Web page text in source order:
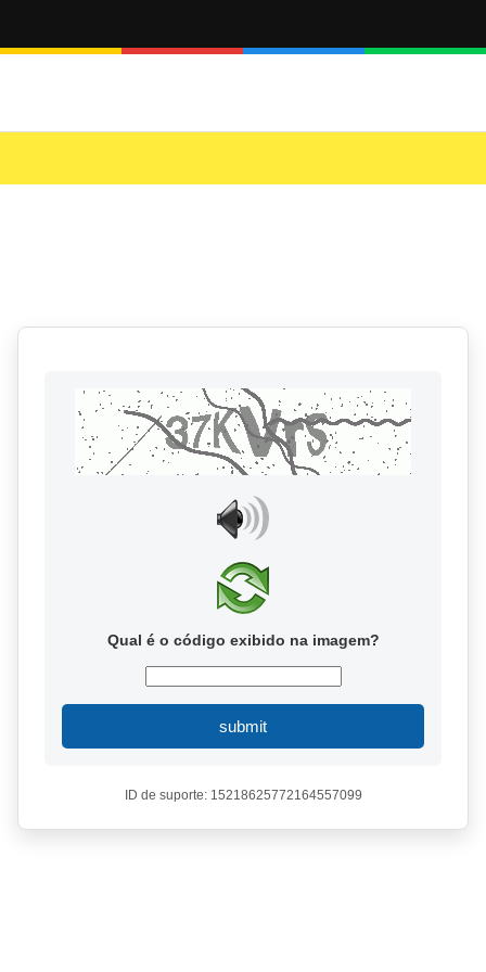
Qual é o código exibido na imagem?
submit
ID de suporte: 15218625772164557099